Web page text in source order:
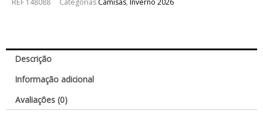
REF 148088 Categorias Camisas, Inverno 2026
Descrição
Informação adicional
Avaliações (0)